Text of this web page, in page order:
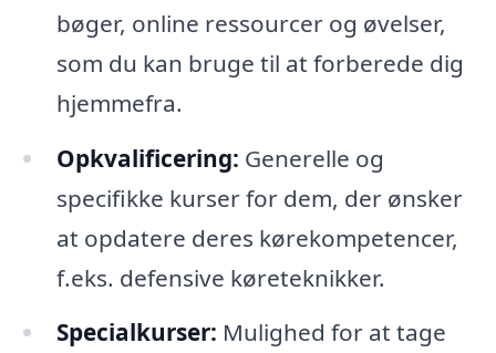
bøger, online ressourcer og øvelser,
som du kan bruge til at forberede dig
hjemmefra.
Opkvalificering: Generelle og
specifikke kurser for dem, der ønsker
at opdatere deres kørekompetencer,
f.eks. defensive køreteknikker.
Specialkurser: Mulighed for at tage